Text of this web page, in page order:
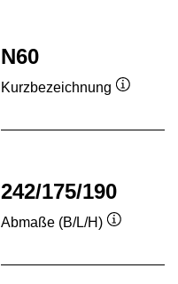
N60
Kurzbezeichnung
242/175/190
Abmaße (B/L/H)